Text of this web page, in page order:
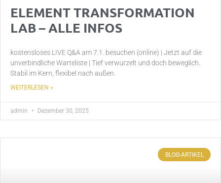
ELEMENT TRANSFORMATION
LAB – ALLE INFOS
kostensloses LIVE Q&A am 7.1. besuchen (online) | Jetzt auf die
unverbindliche Warteliste | Tief verwurzelt und doch beweglich.
Stabil im Kern, flexibel nach außen.
WEITERLESEN »
admin Dezember 30, 2025
BLOG-ARTIKEL